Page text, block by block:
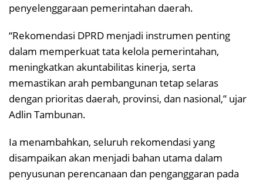
penyelenggaraan pemerintahan daerah.
“Rekomendasi DPRD menjadi instrumen penting
dalam memperkuat tata kelola pemerintahan,
meningkatkan akuntabilitas kinerja, serta
memastikan arah pembangunan tetap selaras
dengan prioritas daerah, provinsi, dan nasional,” ujar
Adlin Tambunan.
Ia menambahkan, seluruh rekomendasi yang
disampaikan akan menjadi bahan utama dalam
penyusunan perencanaan dan penganggaran pada